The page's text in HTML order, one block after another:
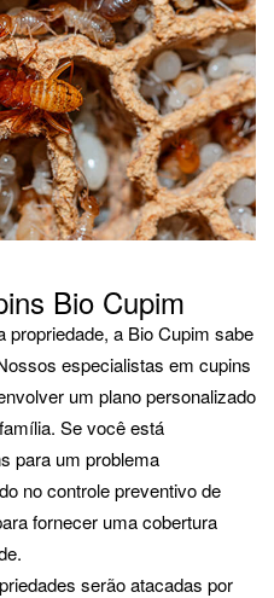
Bio Cupim
propriedade, a Bio Cupim sabe
especialistas em cupins
um plano personalizado
Se você está
para um problema
no controle preventivo de
fornecer uma cobertura
serão atacadas por